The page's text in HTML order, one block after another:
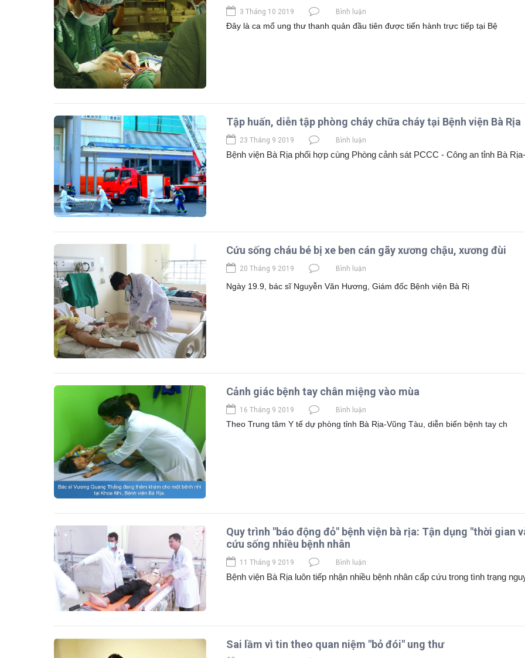
3 Tháng 10 2019 Bình luận
Đây là ca mổ ung thư thanh quản đầu tiên được tiến hành trực tiếp tại Bệ
Tập huấn, diễn tập phòng cháy chữa cháy tại Bệnh viện Bà Rịa
23 Tháng 9 2019 Bình luận
Bệnh viện Bà Rịa phối hợp cùng Phòng cảnh sát PCCC - Công an tỉnh Bà
Cứu sống cháu bé bị xe ben cán gãy xương chậu, xương đùi
20 Tháng 9 2019 Bình luận
Ngày 19.9, bác sĩ Nguyễn Văn Hương, Giám đốc Bệnh viện Bà Rị
Cảnh giác bệnh tay chân miệng vào mùa
16 Tháng 9 2019 Bình luận
Theo Trung tâm Y tế dự phòng tỉnh Bà Rịa-Vũng Tàu, diễn biến bệnh tay ch
Quy trình "báo động đỏ" bệnh viện bà rịa: Tận dụng "thời gian
cứu sống nhiều bệnh nhân
11 Tháng 9 2019 Bình luận
Bệnh viện Bà Rịa luôn tiếp nhận nhiều bệnh nhân cấp cứu trong tình trạng
Sai lầm vì tin theo quan niệm "bỏ đói" ung thư